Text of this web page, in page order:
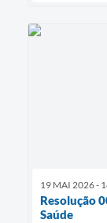
19 MAI 2026 -
Resolução
Saúde